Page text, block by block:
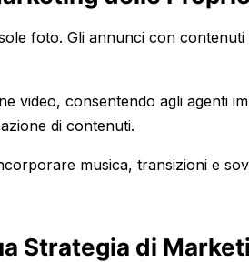
foto. Gli annunci con
video, consentendo agli agenti
di contenuti.
musica, transizioni e
Strategia di